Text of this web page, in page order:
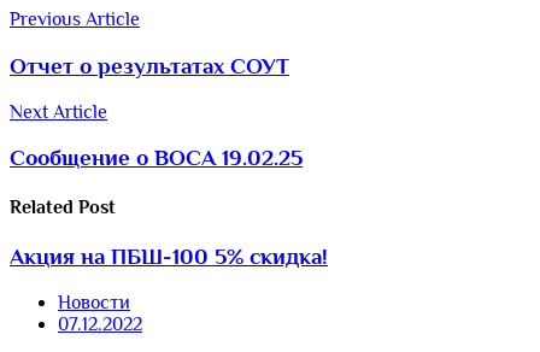
Previous Article
Отчет о результатах СОУТ
Next Article
Сообщение о ВОСА 19.02.25
Related Post
Акция на ПБШ-100 5% скидка!
Новости
07.12.2022